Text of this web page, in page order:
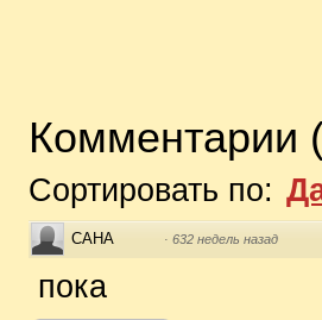
Комментарии
Сортировать по:
САНА · 632 недель назад
пока